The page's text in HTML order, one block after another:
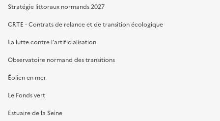
Stratégie littoraux normands 2027
CRTE - Contrats de relance et de transition écologique
La lutte contre l’artificialisation
Observatoire normand des transitions
Éolien en mer
Le Fonds vert
Estuaire de la Seine